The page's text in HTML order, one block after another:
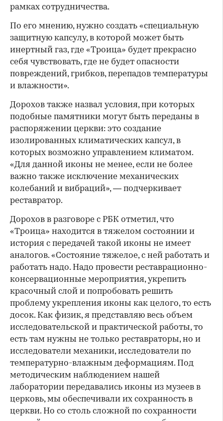
рамках сотрудничества.
По его мнению, нужно создать «специальную
защитную капсулу, в которой может быть
инертный газ, где «Троица» будет прекрасно
себя чувствовать, где не будет опасности
повреждений, грибков, перепадов температуры
и влажности».
Дорохов также назвал условия, при которых
подобные памятники могут быть переданы в
распоряжении церкви: это создание
изолированных климатических капсул, в
которых возможно управлением климатом.
«Для данной иконы не менее, если не более
важно также исключение механических
колебаний и вибраций», — подчеркивает
реставратор.
Дорохов в разговоре с РБК отметил, что
«Троица» находится в тяжелом состоянии и
история с передачей такой иконы не имеет
аналогов. «Состояние тяжелое, с ней работать и
работать надо. Надо провести реставрационно-
консервационные мероприятия, укрепить
красочный слой и попробовать решить
проблему укрепления иконы как целого, то есть
досок. Как физик, я представляю весь объем
исследовательской и практической работы, то
есть там нужны не только реставраторы, но и
исследователи механики, исследователи по
температурно-влажным деформациям. Под
методическим наблюдением нашей
лаборатории передавались иконы из музеев в
церковь, мы обеспечивали их сохранность в
церкви. Но со столь сложной по сохранности